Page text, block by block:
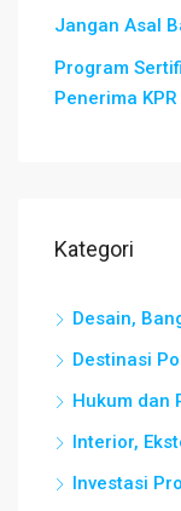
Jangan Asal
Program
Penerima
Kategori
Desain,
Destinasi
Hukum dan
Interior,
Investasi